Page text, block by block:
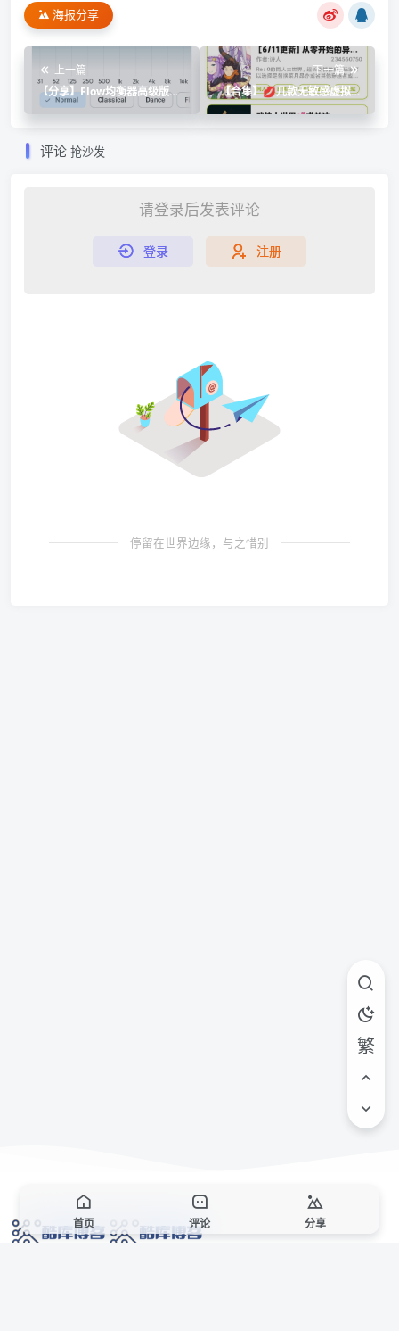
海报分享
上一篇
【分享】Flow均衡器高级版｜
12段专业调音+低音增强+虚拟
下一篇
【合集】💋几款无敏感虚拟女
友🈲专属私密女友👠
评论 抢沙发
请登录后发表评论
登录 注册
停留在世界边缘，与之惜别
繁
首页 评论 分享